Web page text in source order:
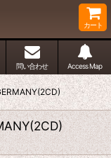
カート
問い合わせ Access Map